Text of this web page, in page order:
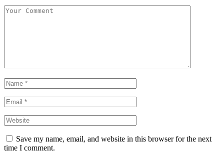
Save my name, email, and website in this browser for the next
time I comment.